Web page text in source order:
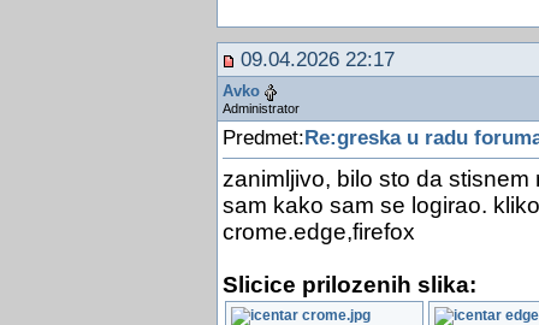
09.04.2026 22:17
Avko
Administrator
Predmet:Re:greska u radu
zanimljivo, bilo sto da
sam kako sam se logirao.
crome.edge,firefox
Slicice prilozenih slika: